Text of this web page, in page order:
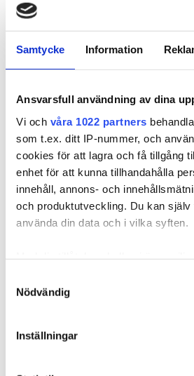
Samtycke Information
Ansvarsfull användning av dina
Vi och våra 1022 partners
som t.ex. ditt IP-nummer, och
cookies för att lagra och få tillgång
enhet för att kunna tillhandahålla
innehåll, annons- och
och produktutveckling. Du kan
använda din data och i vilka syften.
kan ha en noggrannhet på upp
Ta reda på mer om hur dina
Nödvändig
Inställningar
Poze Premium Clip & Go
Brown 6B - 60cm
Saatavilla useissa versioissa
Hiukset sinulle, joka asetat suuret
eliniälle. Yksink...